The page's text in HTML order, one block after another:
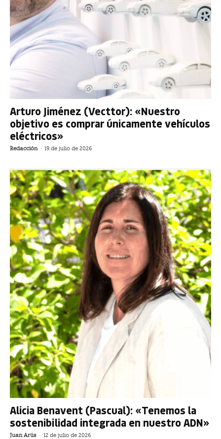
Arturo Jiménez (Vecttor): «Nuestro
objetivo es comprar únicamente vehículos
eléctricos»
Redacción - 19 de julio de 2026
Alicia Benavent (Pascual): «Tenemos la
sostenibilidad integrada en nuestro ADN»
Juan Arús - 12 de julio de 2026